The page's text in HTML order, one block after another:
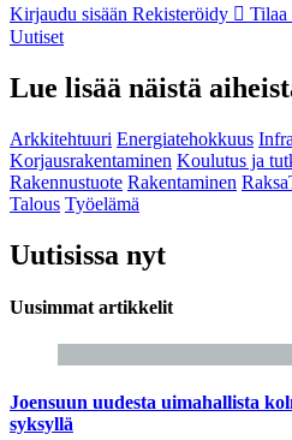
Kirjaudu sisään Rekisteröidy Tilaa
Uutiset
Lue lisää näistä
Arkkitehtuuri Energiatehokkuus Infra
Korjausrakentaminen Koulutus ja
Rakennustuote Rakentaminen
Talous Työelämä
Uutisissa nyt
Uusimmat artikkelit
Joensuun uudesta uimahallista
syksyllä